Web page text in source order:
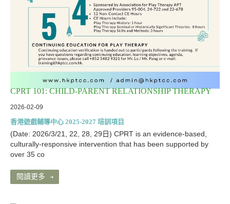
CPRT 101: CHILD-PARENT RELATIONSHIP THERAPY
2026-02-09
香港遊戲輔導中心 2025-2027 培訓項目
(Date: 2026/3/21, 22, 28, 29日) CPRT is an evidence-based,
culturally-responsive intervention that has been supported by
over 35 co
閱讀更多